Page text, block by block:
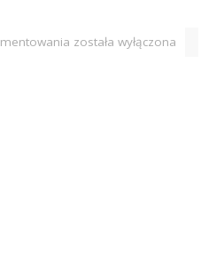
została wyłączona